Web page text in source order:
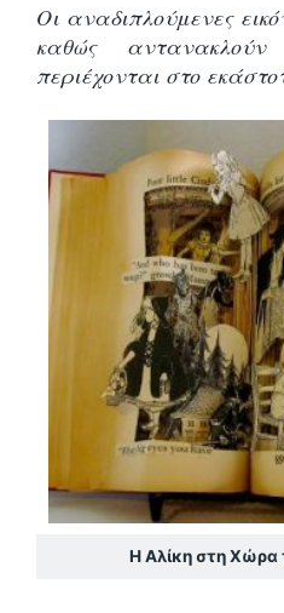
Οι αναδιπλούμενες
καθώς
περιέχονται στο
Η Αλίκη στη